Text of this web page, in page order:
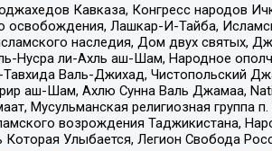
Кавказа, Конгресс народов
освобождения, Лашкар-И-Тайба,
наследия, Дом двух святых,
Нусра ли-Ахль аш-Шам, Народное
Валь-Джихад, Чистопольский
аш-Шам, Ахлю Сунна Валь Джамаа,
Мусульманская религиозная группа
возрождения Таджикистана,
Улыбается, Легион Свобода